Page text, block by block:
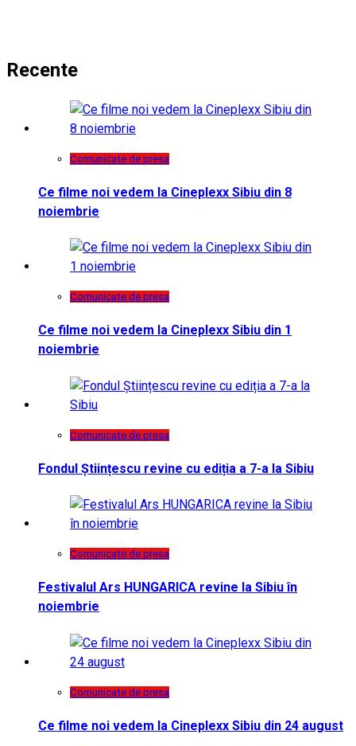
Recente
Comunicate de presa
Ce filme noi vedem la Cineplexx Sibiu din 8
noiembrie
Comunicate de presa
Ce filme noi vedem la Cineplexx Sibiu din 1
noiembrie
Comunicate de presa
Fondul Științescu revine cu ediția a 7-a la Sibiu
Comunicate de presa
Festivalul Ars HUNGARICA revine la Sibiu în
noiembrie
Comunicate de presa
Ce filme noi vedem la Cineplexx Sibiu din 24 august